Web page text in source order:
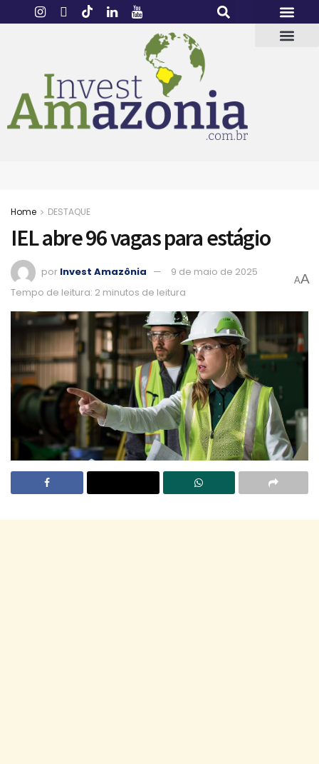
Home DESTAQUE
IEL abre 96 vagas para estágio
por Invest Amazônia
9 de maio de 2025
Tempo de leitura: 2 minutos de leitura
AA